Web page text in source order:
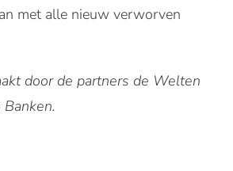
met alle nieuw verworven
door de partners de Welten